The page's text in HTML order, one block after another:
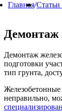
Главная/Статьи
Демонтаж
Демонтаж
подготовки
тип грунта,
неправильно,